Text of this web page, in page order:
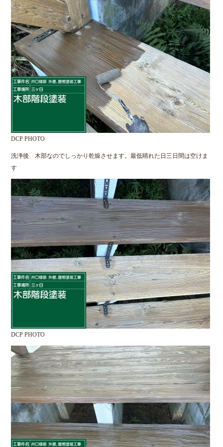
DCP PHOTO
洗浄後 木部なのでしっかり乾燥させます。最低晴れた日三日間は空けま
す
DCP PHOTO